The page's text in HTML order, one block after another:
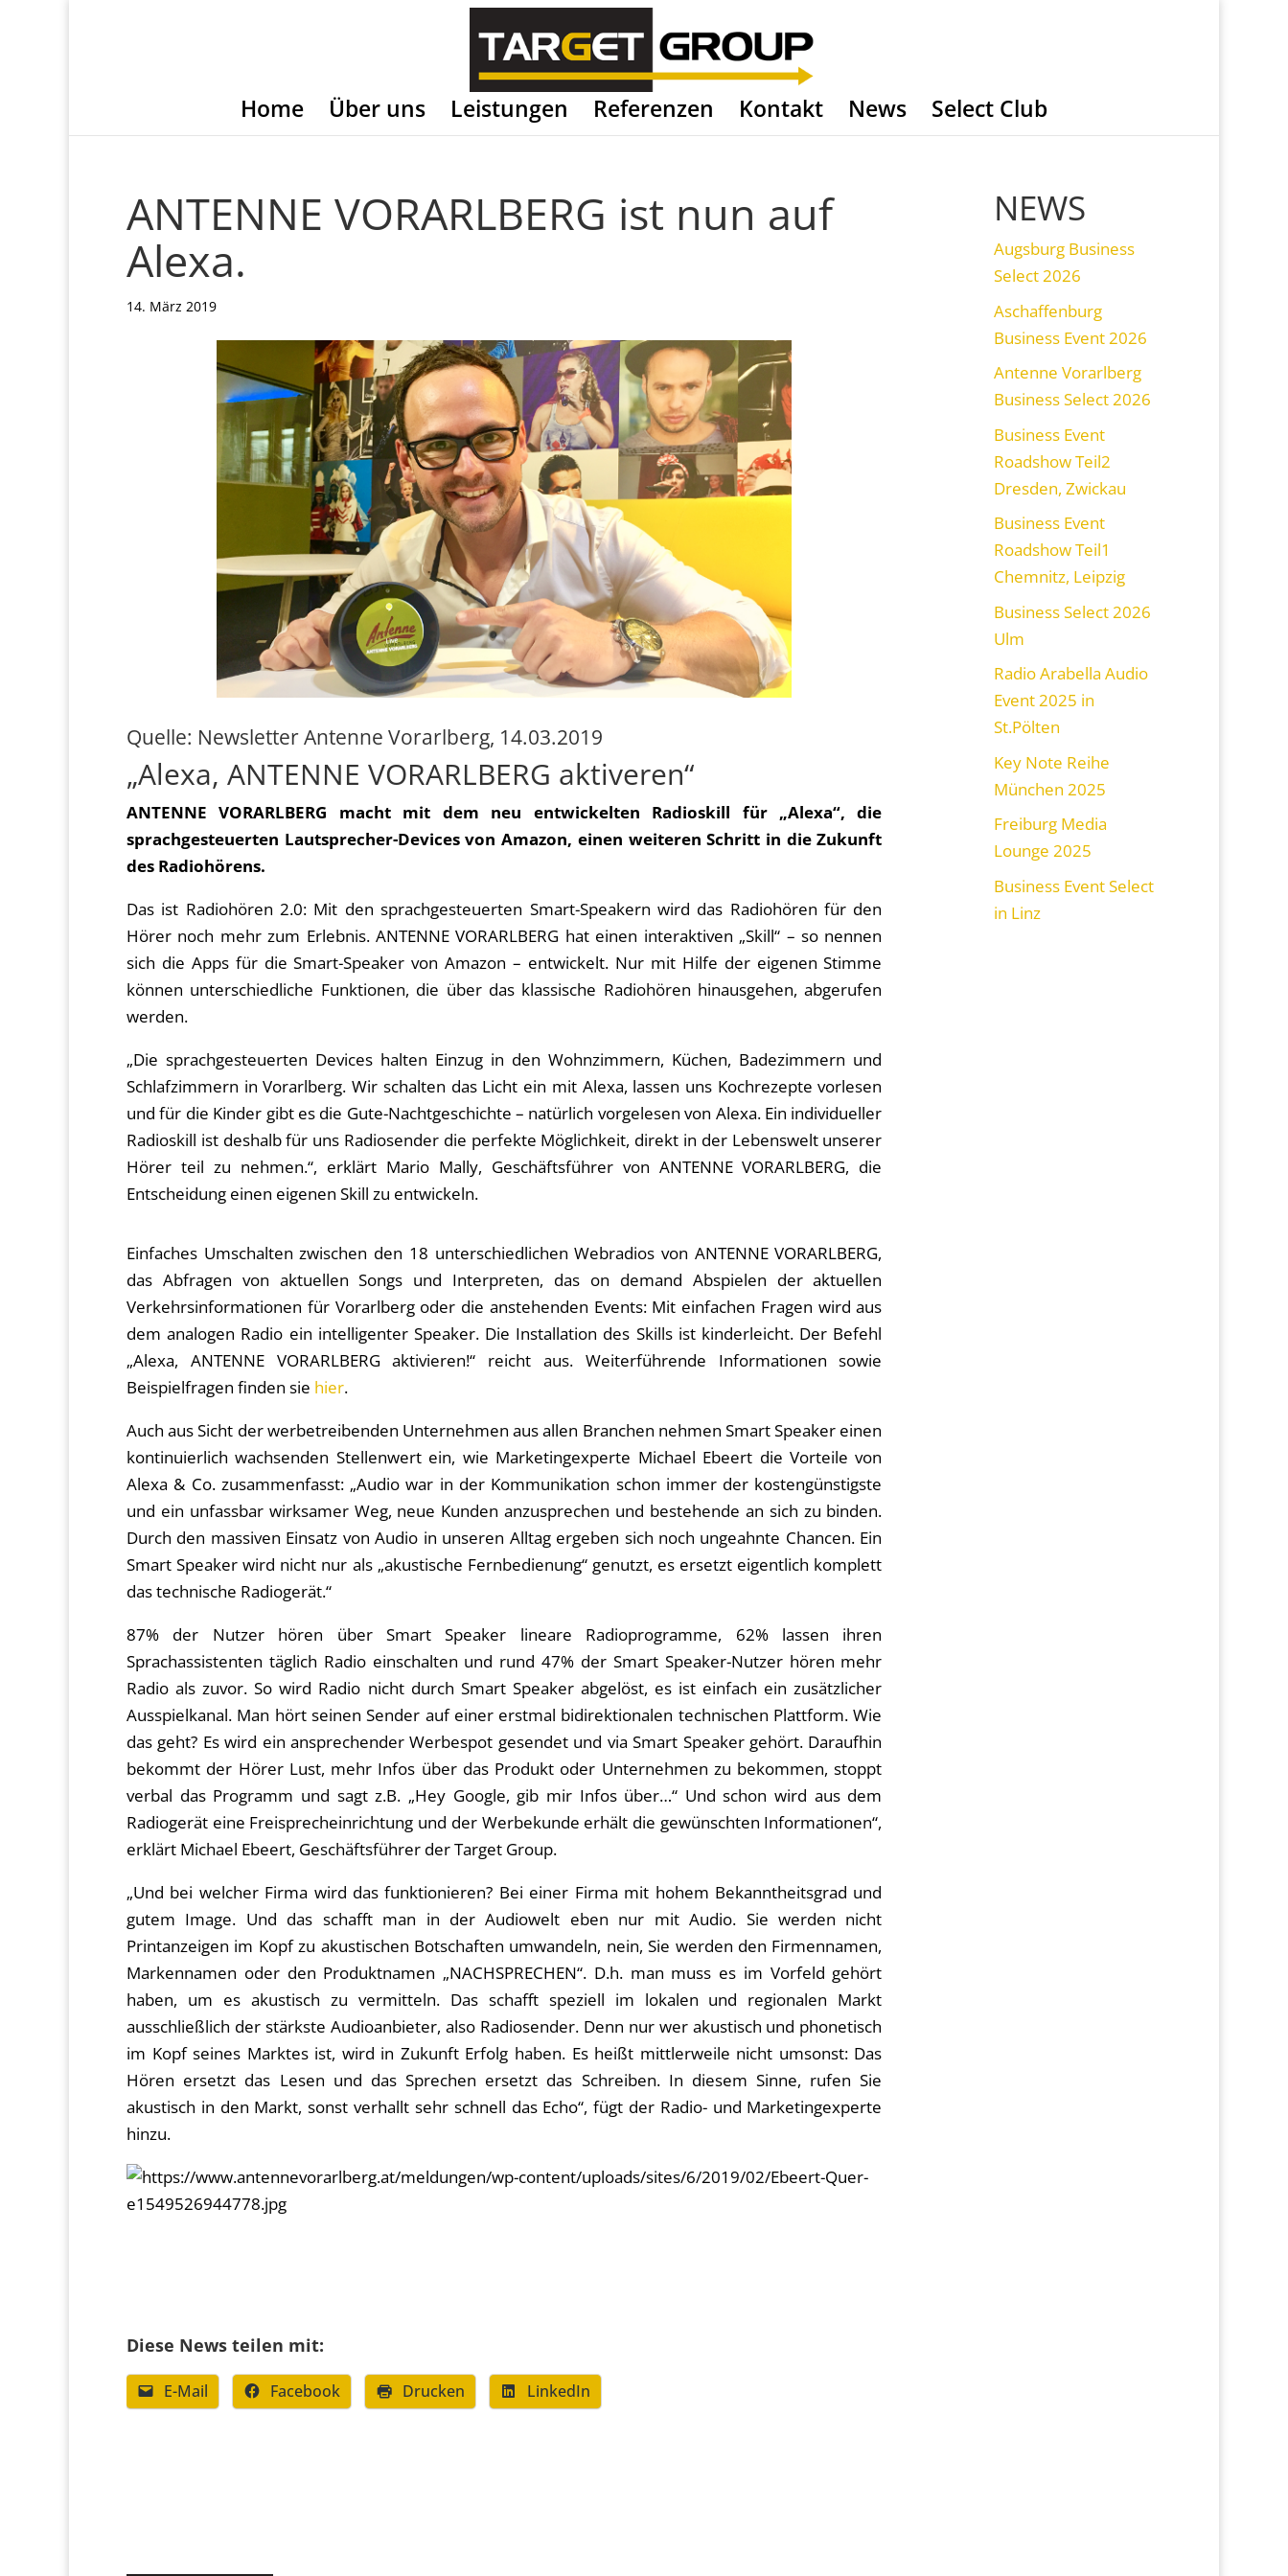
Home Über uns Leistungen Referenzen Kontakt News Select Club
ANTENNE VORARLBERG ist nun auf
Alexa.
14. März 2019
Quelle: Newsletter Antenne Vorarlberg, 14.03.2019
„Alexa, ANTENNE VORARLBERG aktiveren“
ANTENNE VORARLBERG macht mit dem neu entwickelten Radioskill für „Alexa“, die
sprachgesteuerten Lautsprecher-Devices von Amazon, einen weiteren Schritt in die Zukunft
des Radiohörens.
Das ist Radiohören 2.0: Mit den sprachgesteuerten Smart-Speakern wird das Radiohören für den
Hörer noch mehr zum Erlebnis. ANTENNE VORARLBERG hat einen interaktiven „Skill“ – so nennen
sich die Apps für die Smart-Speaker von Amazon – entwickelt. Nur mit Hilfe der eigenen Stimme
können unterschiedliche Funktionen, die über das klassische Radiohören hinausgehen, abgerufen
werden.
„Die sprachgesteuerten Devices halten Einzug in den Wohnzimmern, Küchen, Badezimmern und
Schlafzimmern in Vorarlberg. Wir schalten das Licht ein mit Alexa, lassen uns Kochrezepte vorlesen
und für die Kinder gibt es die Gute-Nachtgeschichte – natürlich vorgelesen von Alexa. Ein individueller
Radioskill ist deshalb für uns Radiosender die perfekte Möglichkeit, direkt in der Lebenswelt unserer
Hörer teil zu nehmen.“, erklärt Mario Mally, Geschäftsführer von ANTENNE VORARLBERG, die
Entscheidung einen eigenen Skill zu entwickeln.
Einfaches Umschalten zwischen den 18 unterschiedlichen Webradios von ANTENNE VORARLBERG,
das Abfragen von aktuellen Songs und Interpreten, das on demand Abspielen der aktuellen
Verkehrsinformationen für Vorarlberg oder die anstehenden Events: Mit einfachen Fragen wird aus
dem analogen Radio ein intelligenter Speaker. Die Installation des Skills ist kinderleicht. Der Befehl
„Alexa, ANTENNE VORARLBERG aktivieren!“ reicht aus. Weiterführende Informationen sowie
Beispielfragen finden sie hier.
Auch aus Sicht der werbetreibenden Unternehmen aus allen Branchen nehmen Smart Speaker einen
kontinuierlich wachsenden Stellenwert ein, wie Marketingexperte Michael Ebeert die Vorteile von
Alexa & Co. zusammenfasst: „Audio war in der Kommunikation schon immer der kostengünstigste
und ein unfassbar wirksamer Weg, neue Kunden anzusprechen und bestehende an sich zu binden.
Durch den massiven Einsatz von Audio in unseren Alltag ergeben sich noch ungeahnte Chancen. Ein
Smart Speaker wird nicht nur als „akustische Fernbedienung“ genutzt, es ersetzt eigentlich komplett
das technische Radiogerät.“
87% der Nutzer hören über Smart Speaker lineare Radioprogramme, 62% lassen ihren
Sprachassistenten täglich Radio einschalten und rund 47% der Smart Speaker-Nutzer hören mehr
Radio als zuvor. So wird Radio nicht durch Smart Speaker abgelöst, es ist einfach ein zusätzlicher
Ausspielkanal. Man hört seinen Sender auf einer erstmal bidirektionalen technischen Plattform. Wie
das geht? Es wird ein ansprechender Werbespot gesendet und via Smart Speaker gehört. Daraufhin
bekommt der Hörer Lust, mehr Infos über das Produkt oder Unternehmen zu bekommen, stoppt
verbal das Programm und sagt z.B. „Hey Google, gib mir Infos über…“ Und schon wird aus dem
Radiogerät eine Freisprecheinrichtung und der Werbekunde erhält die gewünschten Informationen“,
erklärt Michael Ebeert, Geschäftsführer der Target Group.
„Und bei welcher Firma wird das funktionieren? Bei einer Firma mit hohem Bekanntheitsgrad und
gutem Image. Und das schafft man in der Audiowelt eben nur mit Audio. Sie werden nicht
Printanzeigen im Kopf zu akustischen Botschaften umwandeln, nein, Sie werden den Firmennamen,
Markennamen oder den Produktnamen „NACHSPRECHEN“. D.h. man muss es im Vorfeld gehört
haben, um es akustisch zu vermitteln. Das schafft speziell im lokalen und regionalen Markt
ausschließlich der stärkste Audioanbieter, also Radiosender. Denn nur wer akustisch und phonetisch
im Kopf seines Marktes ist, wird in Zukunft Erfolg haben. Es heißt mittlerweile nicht umsonst: Das
Hören ersetzt das Lesen und das Sprechen ersetzt das Schreiben. In diesem Sinne, rufen Sie
akustisch in den Markt, sonst verhallt sehr schnell das Echo“, fügt der Radio- und Marketingexperte
hinzu.
Diese News teilen mit:
E-Mail Facebook Drucken LinkedIn
NEWS
Augsburg Business
Select 2026
Aschaffenburg
Business Event 2026
Antenne Vorarlberg
Business Select 2026
Business Event
Roadshow Teil2
Dresden, Zwickau
Business Event
Roadshow Teil1
Chemnitz, Leipzig
Business Select 2026
Ulm
Radio Arabella Audio
Event 2025 in
St.Pölten
Key Note Reihe
München 2025
Freiburg Media
Lounge 2025
Business Event Select
in Linz